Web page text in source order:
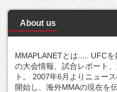
About us
MMAPLANETとは..... UFC
の大会情報、試合レポート
ト。 2007年6月よりニュー
開始し、海外MMAの現在を